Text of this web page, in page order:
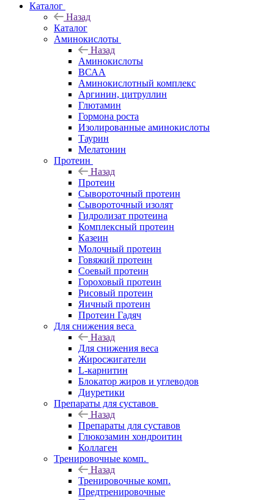
Каталог
Назад
Каталог
Аминокислоты
Назад
Аминокислоты
ВСАА
Аминокислотный комплекс
Аргинин, цитруллин
Глютамин
Гормона роста
Изолированные аминокислоты
Таурин
Мелатонин
Протеин
Назад
Протеин
Сывороточный протеин
Сывороточный изолят
Гидролизат протеина
Комплексный протеин
Казеин
Молочный протеин
Говяжий протеин
Соевый протеин
Гороховый протеин
Рисовый протеин
Яичный протеин
Протеин Гадяч
Для снижения веса
Назад
Для снижения веса
Жиросжигатели
L-карнитин
Блокатор жиров и углеводов
Диуретики
Препараты для суставов
Назад
Препараты для суставов
Глюкозамин хондроитин
Коллаген
Тренировочные комп.
Назад
Тренировочные комп.
Предтренировочные